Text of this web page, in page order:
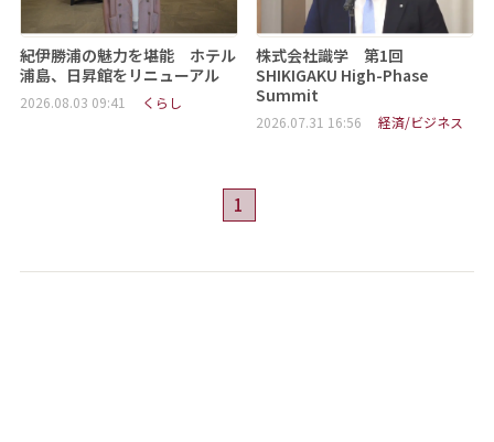
紀伊勝浦の魅力を堪能 ホテル
浦島、日昇館をリニューアル
2026.08.03 09:41 くらし
株式会社識学 第1回
SHIKIGAKU High-Phase
Summit
2026.07.31 16:56 経済/ビジネス
1